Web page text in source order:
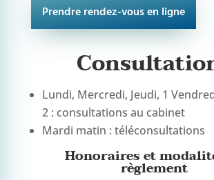
Prendre rendez-vous en ligne
Lundi, Mercredi, Jeudi, 1
2 : consultations au cabinet
Mardi matin : téléconsultations
Honoraires et
règlement